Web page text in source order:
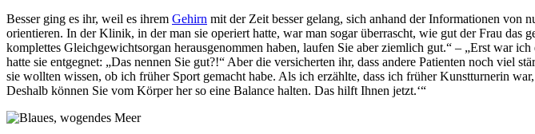
Besser ging es ihr, weil es ihrem Gehirn mit der Zeit besser gelang, sich anhand der Informationen von
orientieren. In der Klinik, in der man sie operiert hatte, war man sogar überrascht, wie gut der Frau das
komplettes Gleichgewichtsorgan herausgenommen haben, laufen Sie aber ziemlich gut.“ – „Erst war
hatte sie entgegnet: „Das nennen Sie gut?!“ Aber die versicherten ihr, dass andere Patienten noch viel
sie wollten wissen, ob ich früher Sport gemacht habe. Als ich erzählte, dass ich früher Kunstturnerin war,
Deshalb können Sie vom Körper her so eine Balance halten. Das hilft Ihnen jetzt.‘“